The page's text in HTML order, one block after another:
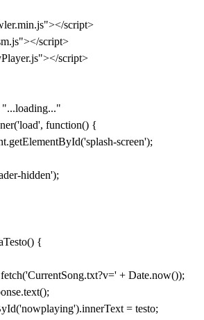
script>
script>
script>
"...loading..."
function() {
screen');
hidden');
{
+ Date.now());
= testo;